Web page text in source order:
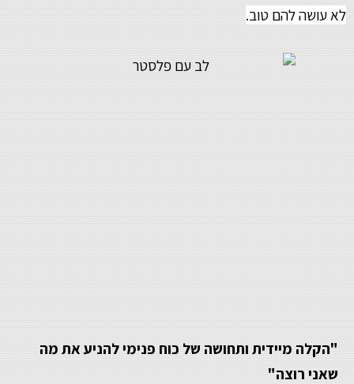
לא עושה להם טוב.
"הקלה מיידית ותחושה של כוח פנימי להניע את מה
שאני רוצה"